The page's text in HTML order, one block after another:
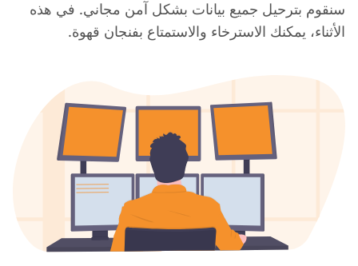
سنقوم بترحيل جميع بيانات بشكل آمن مجاني. في هذه
الأثناء، يمكنك الاسترخاء والاستمتاع بفنجان قهوة.